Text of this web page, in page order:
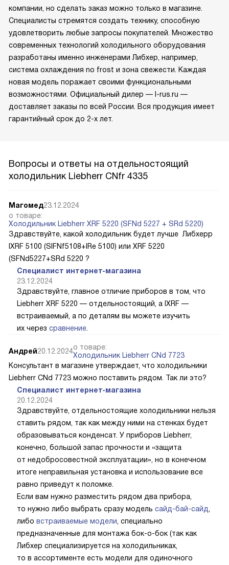
компании, но сделать заказ можно только в магазине.
Специалисты стремятся создать технику, способную
удовлетворить любые запросы покупателей. Множество
современных технологий холодильного оборудования
разработаны именно инженерами Либхер, например,
система охлаждения no frost и зона свежести. Каждая
новая модель поражает своими функциональными
возможностями. Официальный дилер — l-rus.ru —
доставляет заказы по всей России. Вся продукция имеет
гарантийный срок до 2-х лет.
Вопросы и ответы на отдельностоящий
холодильник Liebherr CNfr 4335
Магомед23.12.2024
о товаре:
Холодильник Liebherr XRF 5220 (SFNd 5227 + SRd 5220)
Здравствуйте, какой холодильник будет лучше Либхерр
IXRF 5100 (SIFNf5108+IRe 5100) или XRF 5220
(SFNd5227+SRd 5220 ?
Специалист интернет-магазина
23.12.2024
Здравствуйте, главное отличие приборов в том, что
Liebherr XRF 5220 — отдельностоящий, а IXRF —
встраиваемый, а по деталям вы можете изучить
их через сравнение
Андрей20.12.2024о товаре:
Холодильник Liebherr CNd 7723
Консультант в магазине утверждает, что холодильники
Liebherr CNd 7723 можно поставить рядом. Так ли это?
Специалист интернет-магазина
20.12.2024
Здравствуйте, отдельностоящие холодильники нельзя
ставить рядом, так как между ними на стенках будет
образовываться конденсат. У приборов Liebherr,
конечно, большой запас прочности и «защита
от недобросовестной эксплуатации», но в конечном
итоге неправильная установка и использование все
равно приведут к поломке.
Если вам нужно разместить рядом два прибора,
то нужно либо выбрать сразу модель сайд-бай-сайд
либо встраиваемые модели , специально
предназначенные для монтажа бок-о-бок (так как
Либхер специализируется на холодильниках,
то в ассортименте есть модели для одиночного